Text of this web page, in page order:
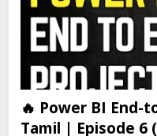
🔥 Power BI End-
Tamil | Episode 6